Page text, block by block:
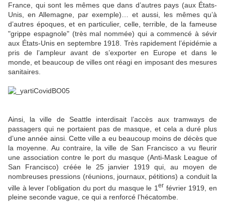
France, qui sont les mêmes que dans d’autres pays (aux États-
Unis, en Allemagne, par exemple)… et aussi, les mêmes qu’à
d’autres époques, et en particulier, celle, terrible, de la fameuse
"grippe espagnole" (très mal nommée) qui a commencé à sévir
aux États-Unis en septembre 1918. Très rapidement l’épidémie a
pris de l’ampleur avant de s’exporter en Europe et dans le
monde, et beaucoup de villes ont réagi en imposant des mesures
sanitaires.
Ainsi, la ville de Seattle interdisait l’accès aux tramways de
passagers qui ne portaient pas de masque, et cela a duré plus
d’une année ainsi. Cette ville a eu beaucoup moins de décès que
la moyenne. Au contraire, la ville de San Francisco a vu fleurir
une association contre le port du masque (Anti-Mask League of
San Francisco) créée le 25 janvier 1919 qui, au moyen de
nombreuses pressions (réunions, journaux, pétitions) a conduit la
ville à lever l’obligation du port du masque le 1 er février 1919, en
pleine seconde vague, ce qui a renforcé l’hécatombe.